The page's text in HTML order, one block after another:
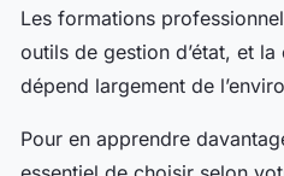
Les formations
outils de gestion d’état, et
dépend largement de
Pour en apprendre